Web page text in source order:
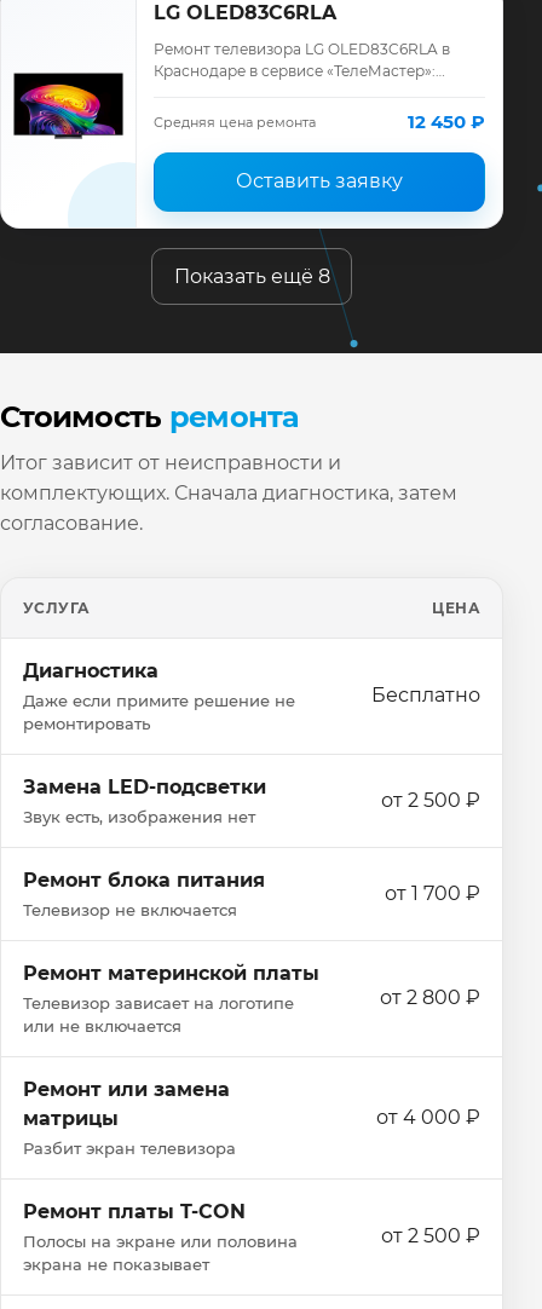
LG OLED83C6RLA
Ремонт телевизора LG OLED83C6RLA в
Краснодаре в сервисе «ТелеМастер»:
запчасти и гарантия до 12 месяцев.
Средняя цена ремонта 12 450 ₽
Оставить заявку
Показать ещё 8
Стоимость ремонта
Итог зависит от неисправности и
комплектующих. Сначала диагностика, затем
согласование.
УСЛУГА ЦЕНА
Диагностика
Даже если примите решение не
ремонтировать
Бесплатно
Замена LED-подсветки
Звук есть, изображения нет
от 2 500 ₽
Ремонт блока питания
Телевизор не включается
от 1 700 ₽
Ремонт материнской платы
Телевизор зависает на логотипе
или не включается
от 2 800 ₽
Ремонт или замена
матрицы
Разбит экран телевизора
от 4 000 ₽
Ремонт платы T-CON
Полосы на экране или половина
экрана не показывает
от 2 500 ₽